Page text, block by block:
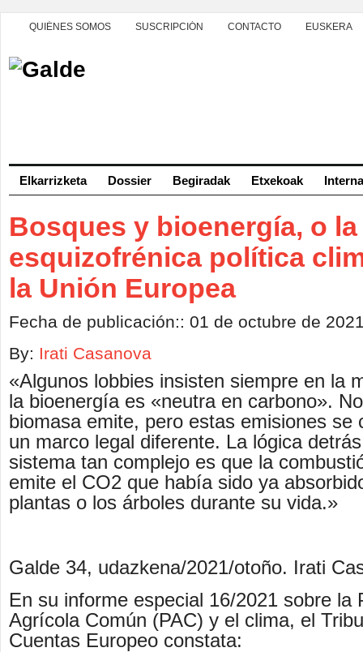
QUIÉNES SOMOS SUSCRIPCIÓN CONTACTO EUSKERA
Elkarrizketa Dossier Begiradak Etxekoak
Bosques y bioenergía, o la
esquizofrénica política
la Unión Europea
Fecha de publicación:: 01 de octubre de
By: Irati Casanova
«Algunos lobbies insisten siempre en la
la bioenergía es «neutra en carbono».
biomasa emite, pero estas emisiones se
un marco legal diferente. La lógica
sistema tan complejo es que la
emite el CO2 que había sido ya
plantas o los árboles durante su vida.»
Galde 34, udazkena/2021/otoño. Irati
En su informe especial 16/2021 sobre la
Agrícola Común (PAC) y el clima, el
Cuentas Europeo constata: